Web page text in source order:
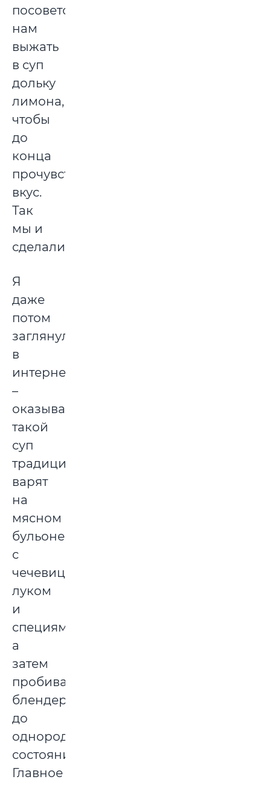
посоветовал
нам
выжать
в суп
дольку
лимона,
чтобы
до
конца
прочувствовать
вкус.
Так
мы и
сделали.
Я
даже
потом
заглянула
в
интернет
–
оказывается,
такой
суп
традиционно
варят
на
мясном
бульоне
с
чечевицей,
луком
и
специями,
а
затем
пробивают
блендером
до
однородного
состояния.
Главное